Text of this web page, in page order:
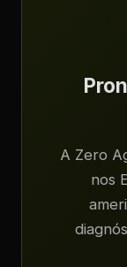
A Zero
nos